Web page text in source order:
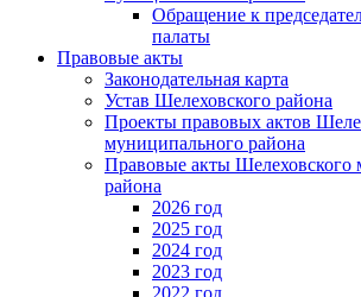
Обращение к
палаты
Правовые акты
Законодательная карта
Устав Шелеховского района
Проекты правовых актов
муниципального района
Правовые акты Шелеховского
района
2026 год
2025 год
2024 год
2023 год
2022 год